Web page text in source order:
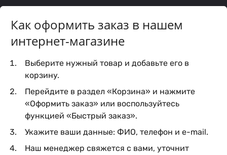
Как оформить заказ в нашем
интернет-магазине
Выберите нужный товар и добавьте его в
корзину.
Перейдите в раздел «Корзина» и нажмите
«Оформить заказ» или воспользуйтесь
функцией «Быстрый заказ».
Укажите ваши данные: ФИО, телефон и e-mail.
Наш менеджер свяжется с вами, уточнит